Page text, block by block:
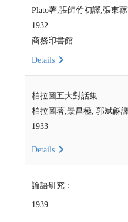
Plato著;張師竹初譯;張東
1932
商務印書館
Details
柏拉圖五大對話集
柏拉圖著;景昌極, 郭斌龢
1933
Details
論語研究 :
1939